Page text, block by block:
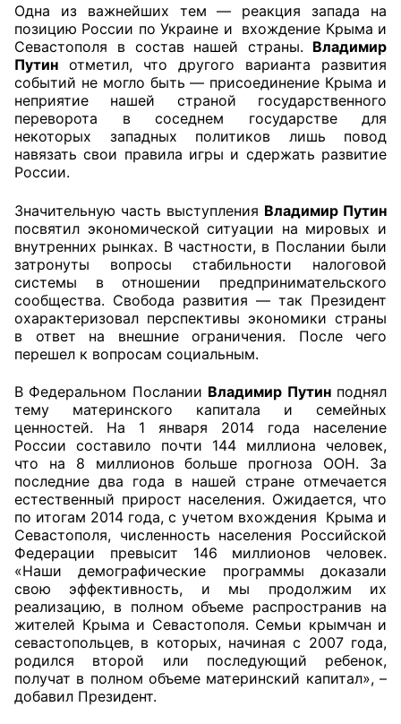
Экспертный совет ОП КО
Совет ОП КО
Общественный штаб
Члены ОП КО
Документы ОП КО
Регламент ОП КО
Кодекс этики ОП КО
Положения
Соглашения
Рекомендации
Порядок работы ЦОН
Аппарат ОП КО
УСТАВ ГКУ “АППАРАТ ОП КО”
Доходы руководителя за 2024 г.
Одна из важнейших тем — реакция запада на
позицию России по Украине и вхождение Крыма и
Севастополя в состав нашей страны. Владимир
Путин отметил, что другого варианта развития
событий не могло быть — присоединение Крыма и
неприятие нашей страной государственного
переворота в соседнем государстве для
некоторых западных политиков лишь повод
навязать свои правила игры и сдержать развитие
России.
Значительную часть выступления Владимир Путин
посвятил экономической ситуации на мировых и
внутренних рынках. В частности, в Послании были
затронуты вопросы стабильности налоговой
системы в отношении предпринимательского
сообщества. Свобода развития — так Президент
охарактеризовал перспективы экономики страны
в ответ на внешние ограничения. После чего
перешел к вопросам социальным.
В Федеральном Послании Владимир Путинподнял
тему материнского капитала и семейных
ценностей. На 1 января 2014 года население
России составило почти 144 миллиона человек,
что на 8 миллионов больше прогноза ООН. За
последние два года в нашей стране отмечается
естественный прирост населения. Ожидается, что
по итогам 2014 года, с учетом вхождения Крыма и
Севастополя, численность населения Российской
Федерации превысит 146 миллионов человек.
«Наши демографические программы доказали
свою эффективность, и мы продолжим их
реализацию, в полном объеме распространив на
жителей Крыма и Севастополя. Семьи крымчан и
севастопольцев, в которых, начиная с 2007 года,
родился второй или последующий ребенок,
получат в полном объеме материнский капитал», –
добавил Президент.